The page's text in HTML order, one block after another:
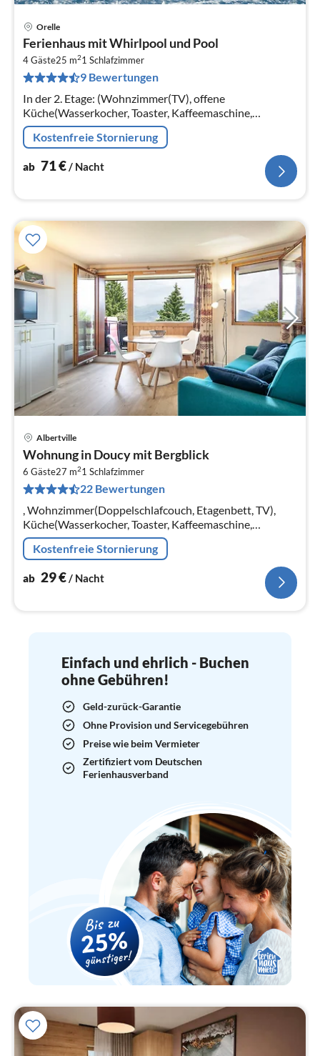
Orelle
Ferienhaus mit Whirlpool und Pool
4 Gäste25 m21 Schlafzimmer
9 Bewertungen
In der 2. Etage: (Wohnzimmer(TV), offene
Küche(Wasserkocher, Toaster, Kaffeemaschine,
Mikrowelle, Spülmaschine, Kühlschrank,
Tiefkühlschrank, elektrische Kochplatten, elektrische K...
Kostenfreie Stornierung
ab 71€/ Nacht
Albertville
Wohnung in Doucy mit Bergblick
6 Gäste27 m21 Schlafzimmer
22 Bewertungen
, Wohnzimmer(Doppelschlafcouch, Etagenbett, TV),
Küche(Wasserkocher, Toaster, Kaffeemaschine,
Backofen, Mikrowelle, Spülmaschine, Kühlschrank, ),
Schlafzimmer(Doppelbett)
Kostenfreie Stornierung
ab 29€/ Nacht
Einfach und ehrlich - Buchen
ohne Gebühren!
Geld-zurück-Garantie
Ohne Provision und Servicegebühren
Preise wie beim Vermieter
Zertifiziert vom Deutschen
Ferienhausverband